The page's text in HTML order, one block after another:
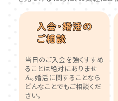
当日のご入会を強くすすめ
ることは絶対にありませ
ん。婚活に関することなら
どんなことでもご相談くだ
さい。